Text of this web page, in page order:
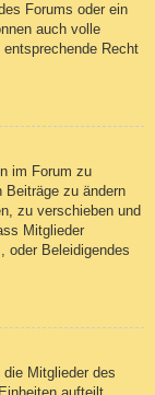
Forums oder ein
auch volle
Recht
im Forum zu
Beiträge zu ändern
zu verschieben und
Mitglieder
oder Beleidigendes
Mitglieder des